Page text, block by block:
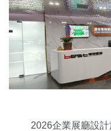
2026企業展廳設